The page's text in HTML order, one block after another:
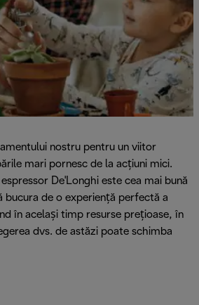
nostru pentru un viitor
mari pornesc de la acțiuni mici.
De'Longhi este cea mai bună
bucura de o experiență perfectă a
în același timp resurse prețioase, în
dvs. de astăzi poate schimba